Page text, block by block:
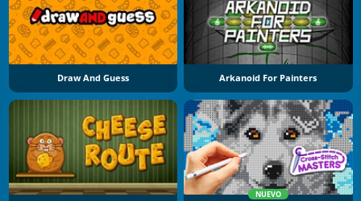
Draw And Guess Arkanoid For Painters
NUEVO